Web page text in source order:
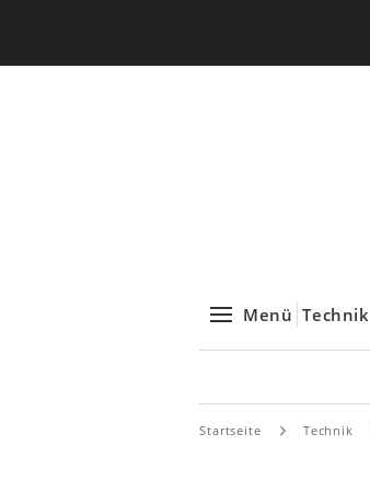
Menü Technik
Startseite Technik